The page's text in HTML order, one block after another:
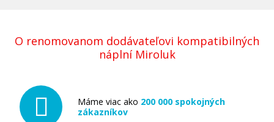
O renomovanom dodávateľovi kompatibilných
náplní Miroluk
Máme viac ako 200 000 spokojných
zákazníkov